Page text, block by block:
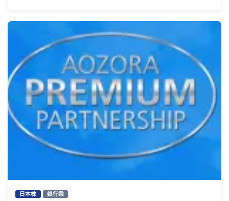
日本株 銀行業